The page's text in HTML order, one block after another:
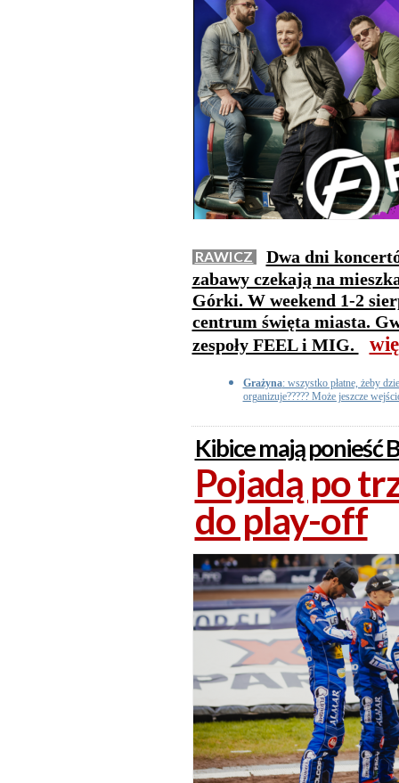
RAWICZ
Dwa dni
zabawy czekają na
Górki. W weekend 1-2
centrum święta miasta.
zespoły FEEL i MIG.
Grażyna: wszystko płatne, żeby
organizuje????? Może jeszcze
Kibice mają ponieść
Pojadą po
do play-off